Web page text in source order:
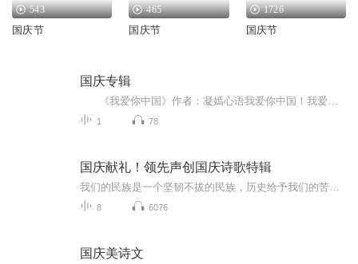
543
国庆节
465
国庆节
1726
国庆节
国庆专辑
1 78
国庆献礼！领先声创国庆诗歌特辑
8 6076
国庆美诗文